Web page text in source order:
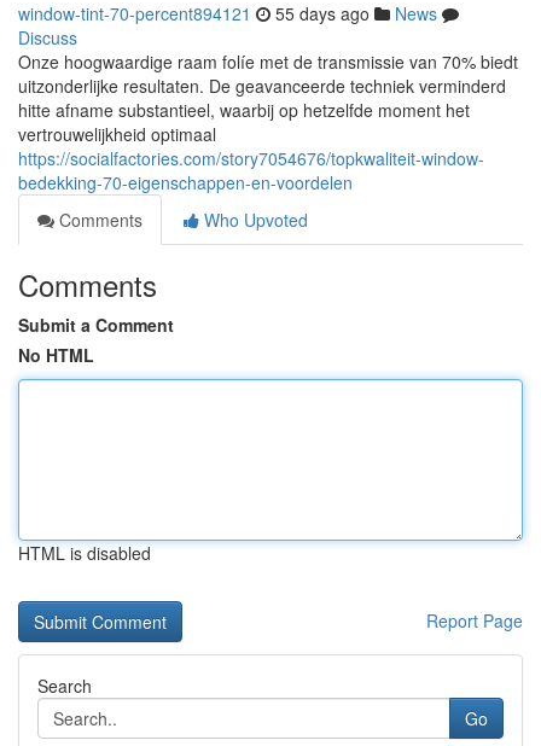
window-tint-70-percent894121 55 days ago
News
Discuss
Onze hoogwaardige raam folíe met de transmissie van 70% biedt
uitzonderlijke resultaten. De geavanceerde techniek verminderd
hitte afname substantieel, waarbij op hetzelfde moment het
vertrouwelijkheid optimaal
https://socialfactories.com/story7054676/topkwaliteit-window-
bedekking-70-eigenschappen-en-voordelen
Comments
Who Upvoted
Comments
Submit a Comment
No HTML
HTML is disabled
Report Page
Search
Go